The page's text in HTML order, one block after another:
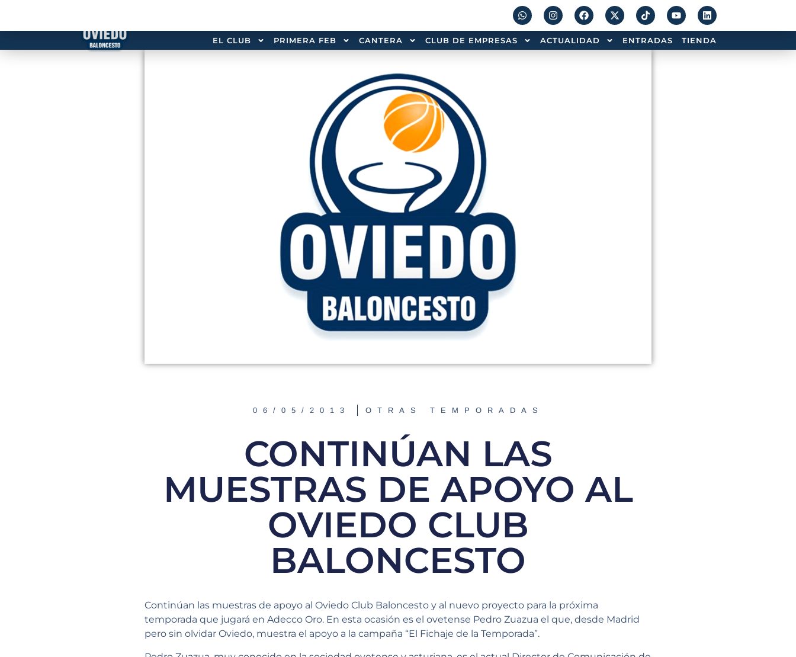
EL CLUB PRIMERA FEB CANTERA CLUB DE EMPRESAS ACTUALIDAD ENTRADAS TIENDA
06/05/2013 OTRAS TEMPORADAS
CONTINÚAN LAS
MUESTRAS DE APOYO AL
OVIEDO CLUB
BALONCESTO
Continúan las muestras de apoyo al Oviedo Club Baloncesto y al nuevo proyecto para la próxima
temporada que jugará en Adecco Oro. En esta ocasión es el ovetense Pedro Zuazua el que, desde Madrid
pero sin olvidar Oviedo, muestra el apoyo a la campaña “El Fichaje de la Temporada”.